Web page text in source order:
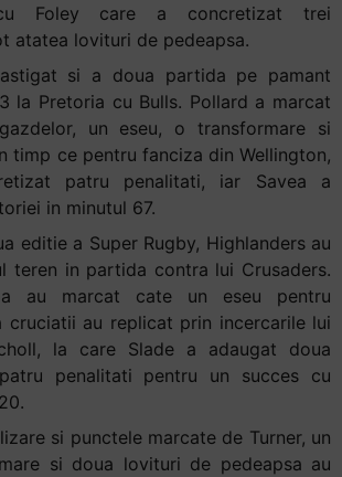
Foley care a concretizat trei
atatea lovituri de pedeapsa.
si a doua partida pe pamant
la Pretoria cu Bulls. Pollard a marcat
un eseu, o transformare si
timp ce pentru fanciza din Wellington,
patru penalitati, iar Savea a
in minutul 67.
editie a Super Rugby, Highlanders au
teren in partida contra lui Crusaders.
au marcat cate un eseu pentru
cruciatii au replicat prin incercarile lui
la care Slade a adaugat doua
penalitati pentru un succes cu
si punctele marcate de Turner, un
si doua lovituri de pedeapsa au